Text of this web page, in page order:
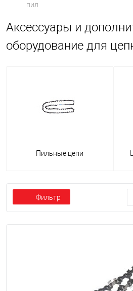
пил
Аксессуары и
оборудование для
Пильные цепи
Фильтр